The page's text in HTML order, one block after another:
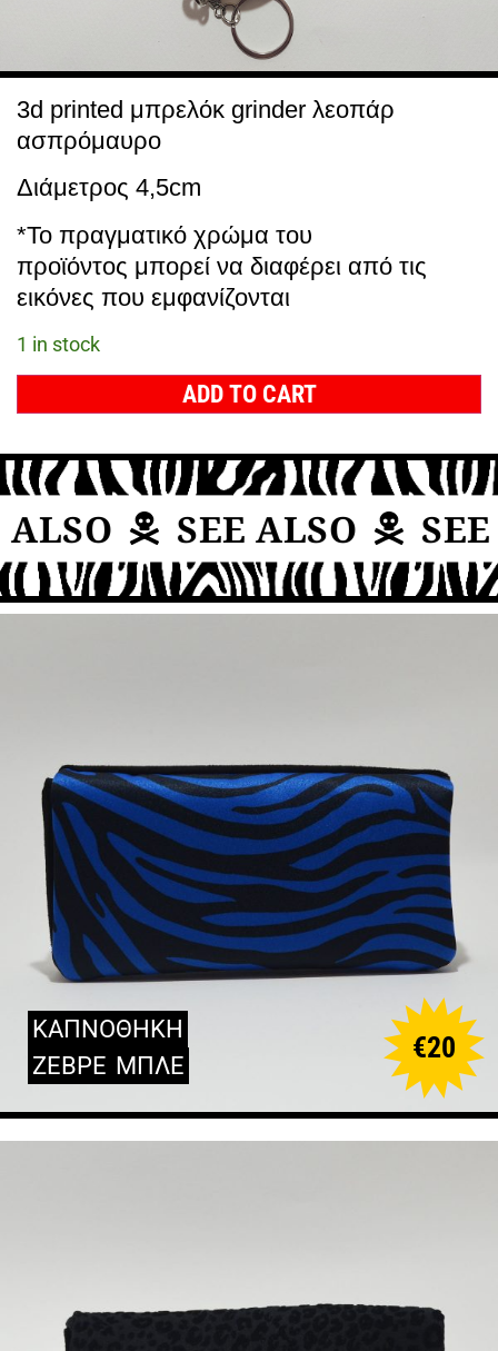
3d printed μπρελόκ grinder λεοπάρ
ασπρόμαυρο
Διάμετρος 4,5cm
*Το πραγματικό χρώμα του
προϊόντος μπορεί να διαφέρει από τις
εικόνες που εμφανίζονται
1 in stock
ADD TO CART
SEE ALSO SEE
ΚΑΠΝΟΘΗΚΗ
ΖΕΒΡΕ ΜΠΛΕ
€20